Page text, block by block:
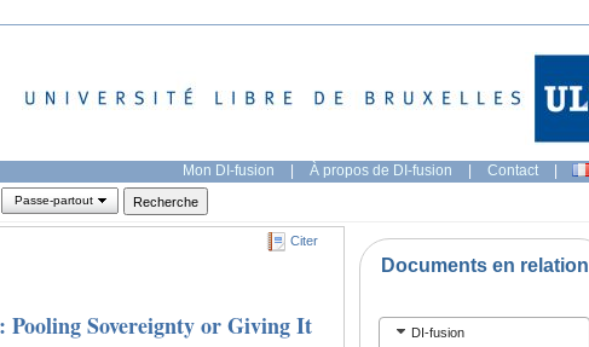
Mon DI-fusion | À propos de DI-fusion | Contact |
Passe-partout
Citer
Pooling Sovereignty or Giving It
Documents en relation
DI-fusion